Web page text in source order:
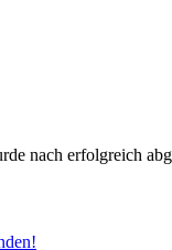
nach erfolgreich